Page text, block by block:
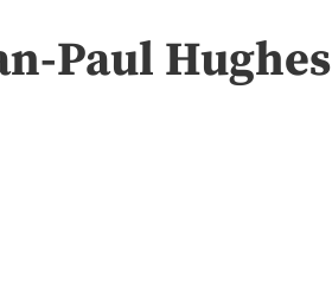
Paul Hughes